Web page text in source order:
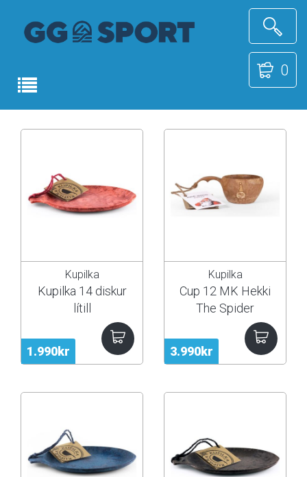
0
1.990kr
Kupilka
Kupilka 14 diskur
lítill
3.990kr
Kupilka
Cup 12 MK Hekki
The Spider